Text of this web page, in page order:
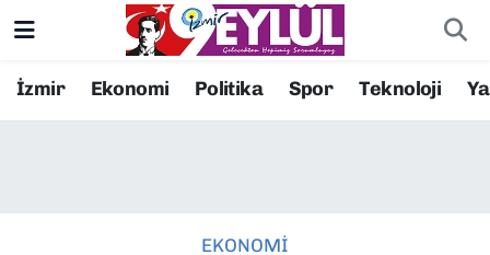
İzmir Ekonomi Politika Spor Teknoloji
EKONOMİ
Resmi İlanlar
Konak Nöbetçi Eczaneler
Süper Lig Puan Durumu ve Fikstür